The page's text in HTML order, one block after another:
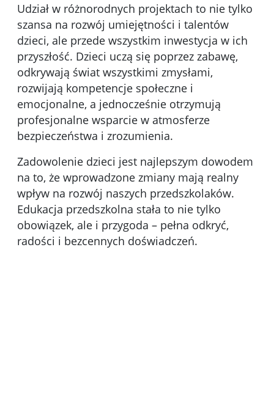
Udział w różnorodnych projektach to nie tylko
szansa na rozwój umiejętności i talentów
dzieci, ale przede wszystkim inwestycja w ich
przyszłość. Dzieci uczą się poprzez zabawę,
odkrywają świat wszystkimi zmysłami,
rozwijają kompetencje społeczne i
emocjonalne, a jednocześnie otrzymują
profesjonalne wsparcie w atmosferze
bezpieczeństwa i zrozumienia.
Zadowolenie dzieci jest najlepszym dowodem
na to, że wprowadzone zmiany mają realny
wpływ na rozwój naszych przedszkolaków.
Edukacja przedszkolna stała to nie tylko
obowiązek, ale i przygoda – pełna odkryć,
radości i bezcennych doświadczeń.